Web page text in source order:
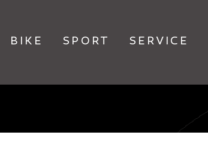
BIKE SPORT SERVICE